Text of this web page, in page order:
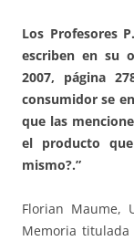
Los Profesores
escriben en su
2007, página
consumidor se
que las
el producto
mismo?.”
Florian Maume,
Memoria titulada